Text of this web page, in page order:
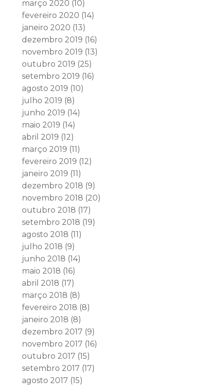
março 2020 (10)
fevereiro 2020 (14)
janeiro 2020 (13)
dezembro 2019 (16)
novembro 2019 (13)
outubro 2019 (25)
setembro 2019 (16)
agosto 2019 (10)
julho 2019 (8)
junho 2019 (14)
maio 2019 (14)
abril 2019 (12)
março 2019 (11)
fevereiro 2019 (12)
janeiro 2019 (11)
dezembro 2018 (9)
novembro 2018 (20)
outubro 2018 (17)
setembro 2018 (19)
agosto 2018 (11)
julho 2018 (9)
junho 2018 (14)
maio 2018 (16)
abril 2018 (17)
março 2018 (8)
fevereiro 2018 (8)
janeiro 2018 (8)
dezembro 2017 (9)
novembro 2017 (16)
outubro 2017 (15)
setembro 2017 (17)
agosto 2017 (15)